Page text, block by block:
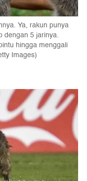
Ya, rakun punya
dengan 5 jarinya.
hingga menggali
Images)